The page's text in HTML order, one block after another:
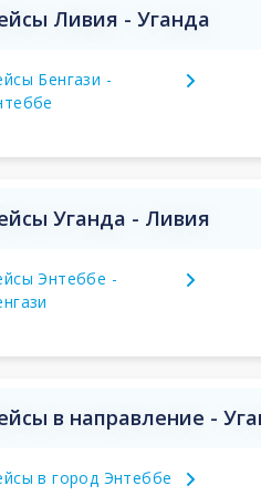
Ливия - Уганда
Бенгази -
Уганда - Ливия
Энтеббе -
в направление -
в город Энтеббе